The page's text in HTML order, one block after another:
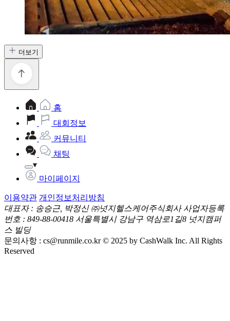
더보기
홈
대회정보
커뮤니티
채팅
마이페이지
이용약관 개인정보처리방침
대표자 : 송승근, 박정신 ㈜넛지헬스케어주식회사 사업자등록
번호 : 849-88-00418 서울특별시 강남구 역삼로1길8 넛지캠퍼
스 빌딩
문의사항 : cs@runmile.co.kr © 2025 by CashWalk Inc. All Rights
Reserved